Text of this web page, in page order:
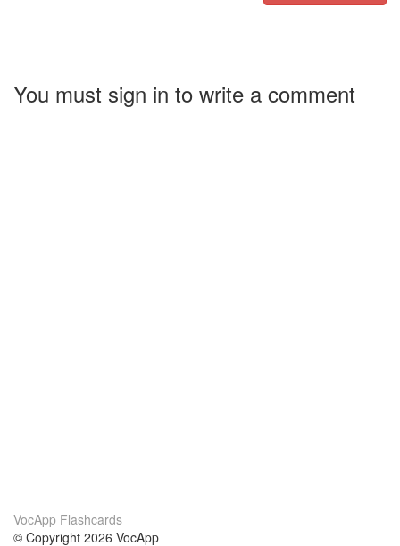
You must sign in to write a comment
VocApp Flashcards
© Copyright 2026 VocApp